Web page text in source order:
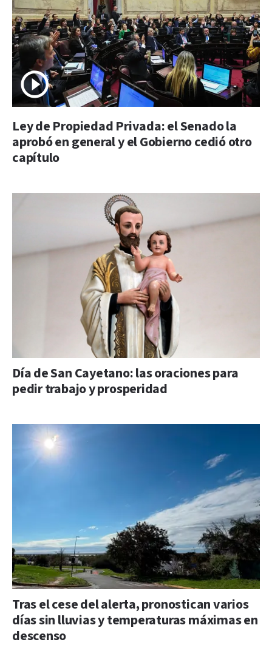
Ley de Propiedad Privada: el Senado la
aprobó en general y el Gobierno cedió otro
capítulo
Día de San Cayetano: las oraciones para
pedir trabajo y prosperidad
Tras el cese del alerta, pronostican varios
días sin lluvias y temperaturas máximas en
descenso